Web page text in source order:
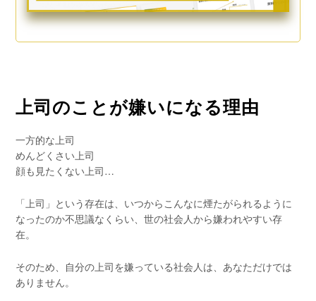
上司のことが嫌いになる理由
一方的な上司
めんどくさい上司
顔も見たくない上司…
「上司」という存在は、いつからこんなに煙たがられるように
なったのか不思議なくらい、世の社会人から嫌われやすい存
在。
そのため、自分の上司を嫌っている社会人は、あなただけでは
ありません。